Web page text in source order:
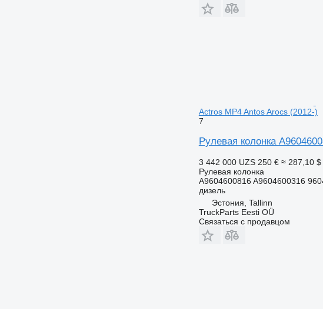
Actros MP4 Antos Arocs (2012-)
7
Рулевая колонка
3 442 000 UZS 250 € ≈ 287,10 $
Рулевая колонка
A9604600816 A9604600316
дизель
Эстония, Tallinn
TruckParts Eesti OÜ
Связаться с продавцом